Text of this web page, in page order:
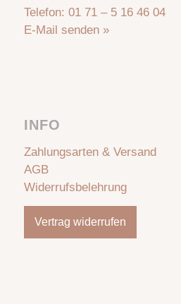
Telefon: 01 71 – 5 16 46 04
E-Mail senden »
INFO
Zahlungsarten & Versand
AGB
Widerrufsbelehrung
Vertrag widerrufen